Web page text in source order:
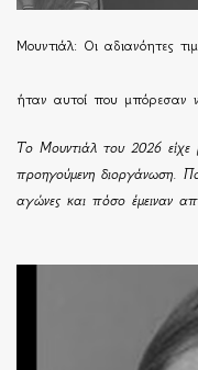
Μουντιάλ: Οι αδιανόητες
ήταν αυτοί που μπόρεσαν
Το Μουντιάλ του 2026 είχε
προηγούμενη διοργάνωση.
αγώνες και πόσο έμειναν